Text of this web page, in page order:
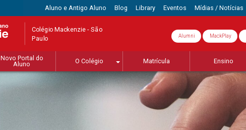
Aluno e Antigo Aluno Blog Library Eventos Mídias / Notícias
Colégio Mackenzie - São
Paulo Alumni MackPlay
Novo Portal do
Aluno
O Colégio Matrícula Ensino